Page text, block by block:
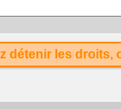
détenir les